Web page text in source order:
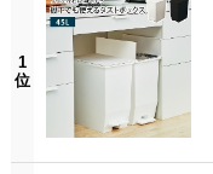
1
位